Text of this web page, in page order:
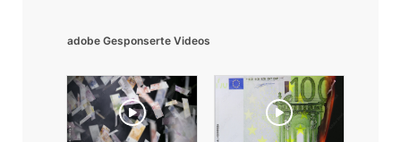
adobe Gesponserte Videos